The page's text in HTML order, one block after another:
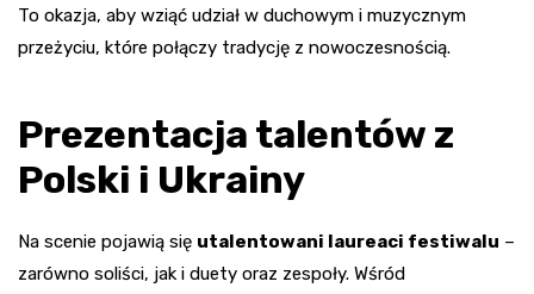
To okazja, aby wziąć udział w duchowym i muzycznym
przeżyciu, które połączy tradycję z nowoczesnością.
Prezentacja talentów z
Polski i Ukrainy
Na scenie pojawią się utalentowani laureaci festiwalu –
zarówno soliści, jak i duety oraz zespoły. Wśród